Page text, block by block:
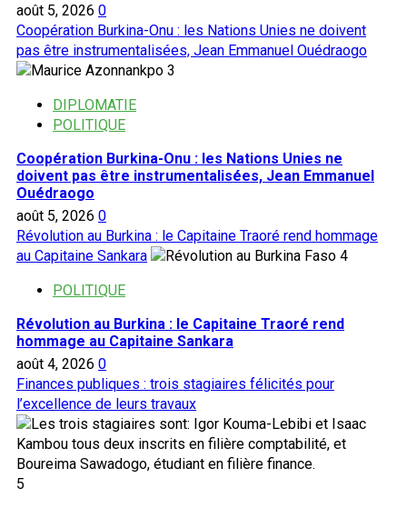
août 5, 2026 0
Coopération Burkina-Onu : les Nations Unies ne doivent
pas être instrumentalisées, Jean Emmanuel Ouédraogo
3
DIPLOMATIE
POLITIQUE
Coopération Burkina-Onu : les Nations Unies ne
doivent pas être instrumentalisées, Jean Emmanuel
Ouédraogo
août 5, 2026 0
Révolution au Burkina : le Capitaine Traoré rend hommage
au Capitaine Sankara
4
POLITIQUE
Révolution au Burkina : le Capitaine Traoré rend
hommage au Capitaine Sankara
août 4, 2026 0
Finances publiques : trois stagiaires félicités pour
l’excellence de leurs travaux
5